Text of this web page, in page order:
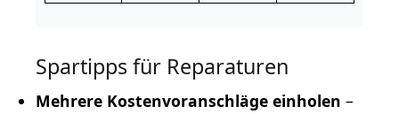
Spartipps für Reparaturen
Mehrere Kostenvoranschläge einholen –